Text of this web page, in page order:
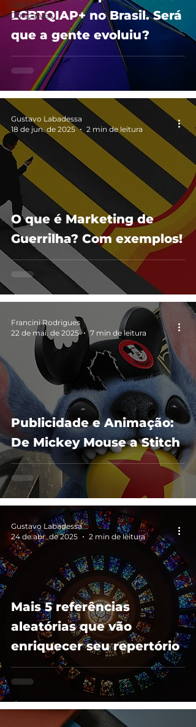
Gabrielle
Gonçalves
LGBTQIAP+ no Brasil. Será
que a gente evoluiu?
O que é Marketing de
Guerrilha? Com exemplos!
Gustavo Labadessa
18 de jun. de 2025
2 min de leitura
Publicidade e Animação:
De Mickey Mouse a Stitch
Francini Rodrigues
22 de mai. de 2025
7 min de leitura
Mais 5 referências
aleatórias que vão
enriquecer seu repertório
Gustavo Labadessa
24 de abr. de 2025
2 min de leitura